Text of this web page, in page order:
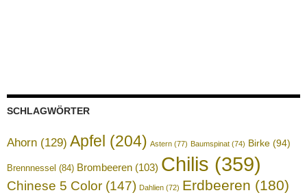
SCHLAGWÖRTER
Ahorn (129) Apfel (204) Astern (77) Baumspinat (74) Birke (94)
Brennnessel (84) Brombeeren (103) Chilis (359)
Chinese 5 Color (147) Dahlien (72) Erdbeeren (180)